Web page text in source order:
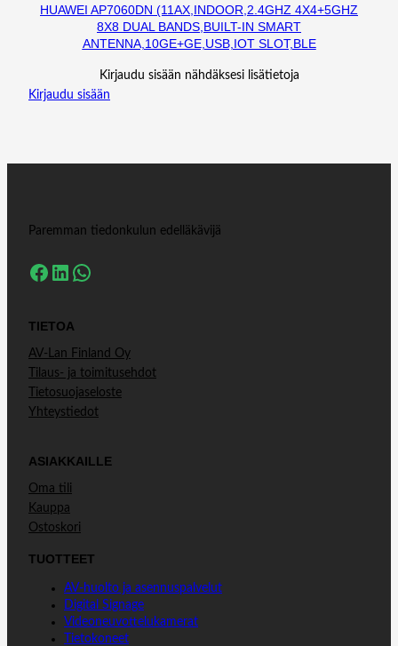
HUAWEI AP7060DN (11AX,INDOOR,2.4GHZ 4X4+5GHZ
8X8 DUAL BANDS,BUILT-IN SMART
ANTENNA,10GE+GE,USB,IOT SLOT,BLE
Kirjaudu sisään nähdäksesi lisätietoja
Kirjaudu sisään
Paremman tiedonkulun edelläkävijä
Facebook LinkedIn WhatsApp
TIETOA
AV-Lan Finland Oy
Tilaus- ja toimitusehdot
Tietosuojaseloste
Yhteystiedot
ASIAKKAILLE
Oma tili
Kauppa
Ostoskori
TUOTTEET
AV-huolto ja asennuspalvelut
Digital Signage
Videoneuvottelukamerat
Tietokoneet